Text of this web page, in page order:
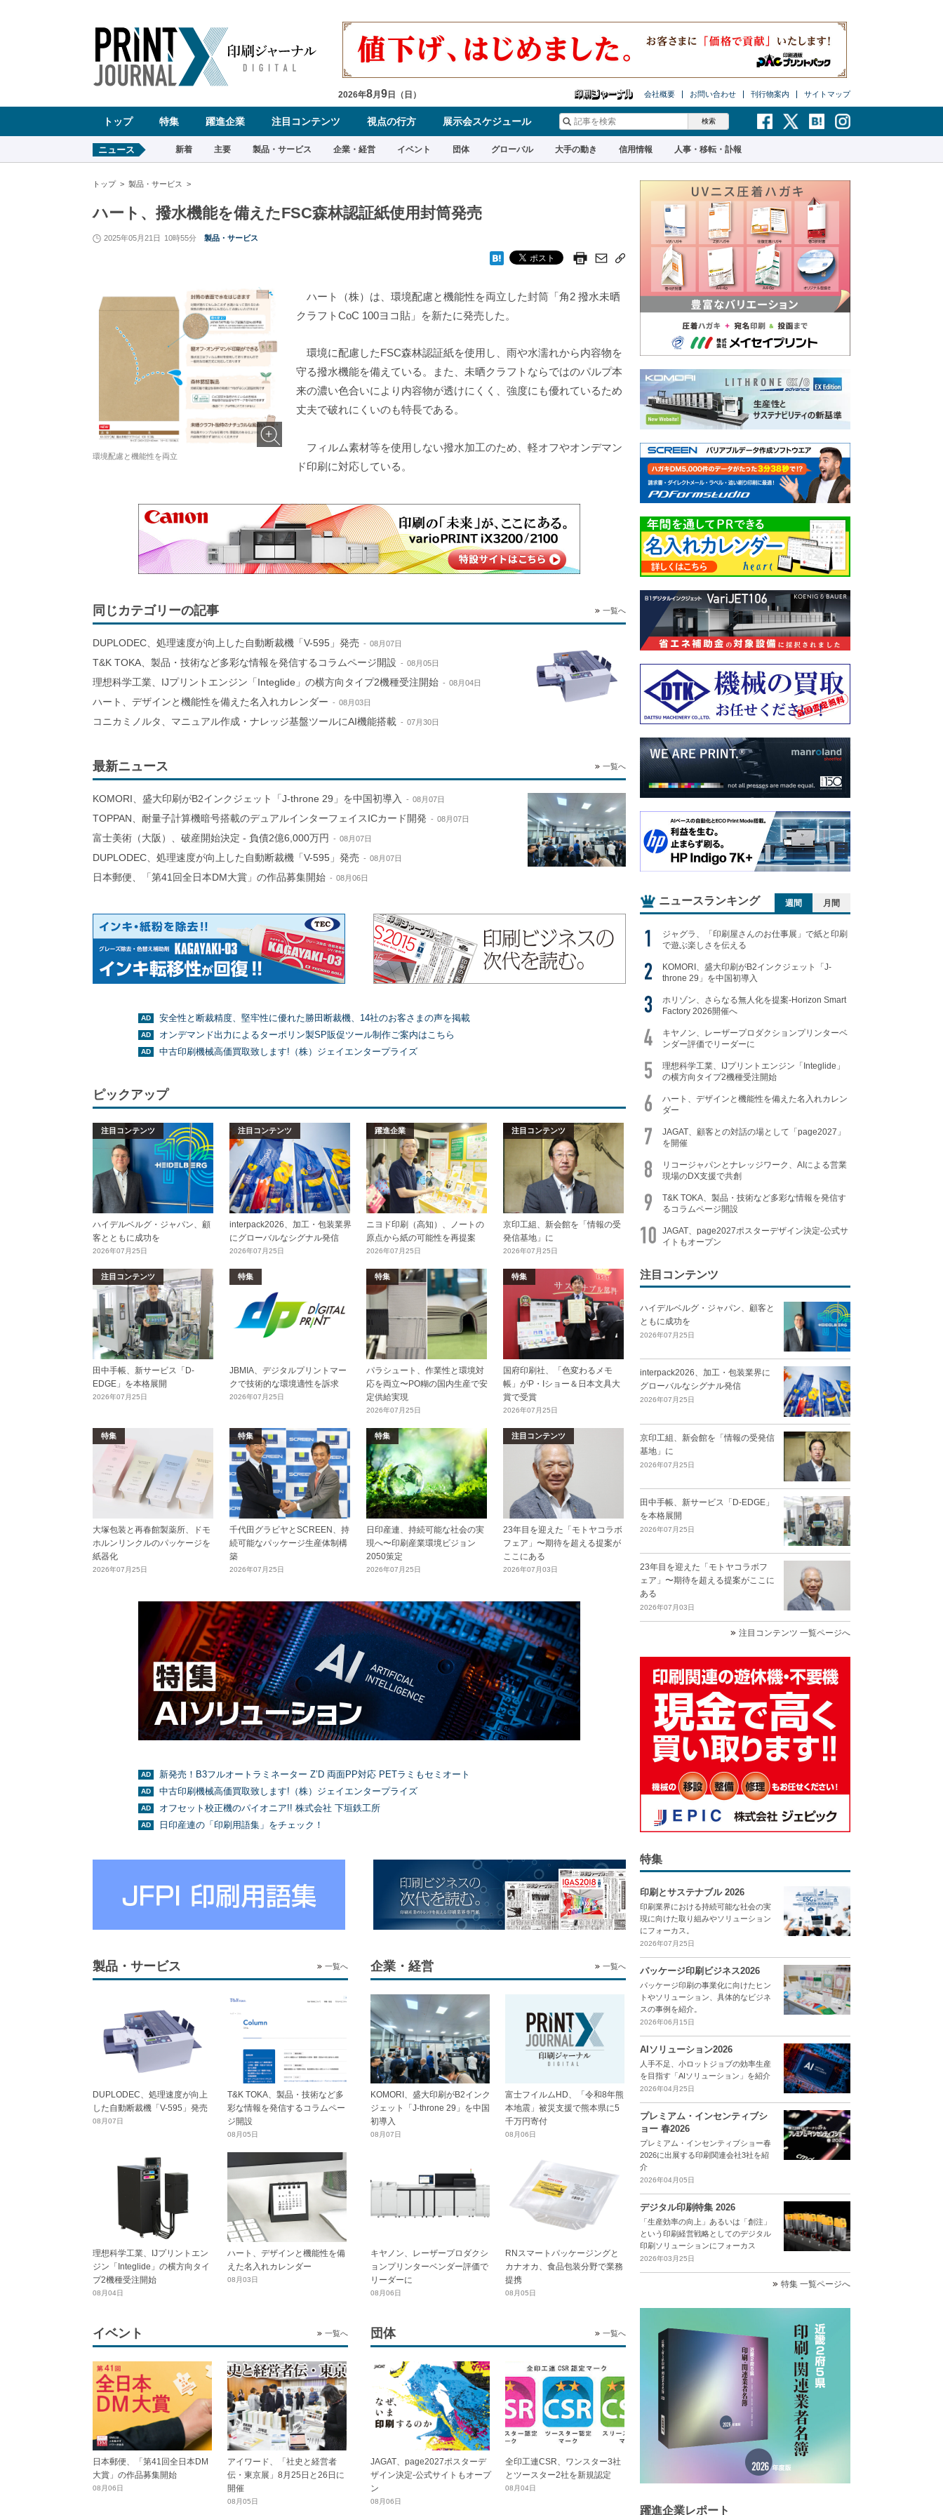
ア
ゲ
ン
2026年8月 9 日（ 日 ） 会社概要 お問い合わせ 刊行物案内 サイトマップ
トップ 特集 躍進企業 注目コンテンツ 視点の行方 展示会スケジュール
ニュース 新着 主要 製品・サービス 企業・経営 イベント 団体 グローバル 大手の動き 信用情報 人事・移転・訃報
トップ 製品・サービス
ハート、撥水機能を備えたFSC森林認証紙使用封筒発売
2025年05月21日 10時55分 製品・サービス
環境配慮と機能性を両立
ハート（株）は、環境配慮と機能性を両立した封筒「角2 撥水未晒
クラフトCoC 100ヨコ貼」を新たに発売した。
環境に配慮したFSC森林認証紙を使用し、雨や水濡れから内容物を
守る撥水機能を備えている。また、未晒クラフトならではのパルプ本
来の濃い色合いにより内容物が透けにくく、強度にも優れているため
丈夫で破れにくいのも特長である。
フィルム素材等を使用しない撥水加工のため、軽オフやオンデマン
ド印刷に対応している。
同じカテゴリーの記事 一覧へ
DUPLODEC、処理速度が向上した自動断裁機「V-595」発売 08月07日
T&K TOKA、製品・技術など多彩な情報を発信するコラムページ開設 08月05日
理想科学工業、IJプリントエンジン「Integlide」の横方向タイプ2機種受注開始 08月04日
ハート、デザインと機能性を備えた名入れカレンダー 08月03日
コニカミノルタ、マニュアル作成・ナレッジ基盤ツールにAI機能搭載 07月30日
最新ニュース 一覧へ
KOMORI、盛大印刷がB2インクジェット「J-throne 29」を中国初導入 08月07日
TOPPAN、耐量子計算機暗号搭載のデュアルインターフェイスICカード開発 08月07日
富士美術（大阪）、破産開始決定 - 負債2億6,000万円 08月07日
DUPLODEC、処理速度が向上した自動断裁機「V-595」発売 08月07日
日本郵便、「第41回全日本DM大賞」の作品募集開始 08月06日
安全性と断裁精度、堅牢性に優れた勝田断裁機、14社のお客さまの声を掲載
オンデマンド出力によるターポリン製SP販促ツール制作ご案内はこちら
中古印刷機械高価買取致します!（株）ジェイエンタープライズ
ピックアップ
注目コンテンツ
ハイデルベルグ・ジャパン、顧
客とともに成功を
2026年07月25日
注目コンテンツ
interpack2026、加工・包装業界
にグローバルなシグナル発信
2026年07月25日
躍進企業
ニヨド印刷（高知）、ノートの
原点から紙の可能性を再提案
2026年07月25日
注目コンテンツ
京印工組、新会館を「情報の受
発信基地」に
2026年07月25日
注目コンテンツ
田中手帳、新サービス「D-
EDGE」を本格展開
2026年07月25日
特集
JBMIA、デジタルプリントマー
クで技術的な環境適性を訴求
2026年07月25日
特集
パラシュート、作業性と環境対
応を両立〜PO糊の国内生産で安
定供給実現
2026年07月25日
特集
国府印刷社、「色変わるメモ
帳」がP・Iショー＆日本文具大
賞で受賞
2026年07月25日
特集
大塚包装と再春館製薬所、ドモ
ホルンリンクルのパッケージを
紙器化
2026年07月25日
特集
千代田グラビヤとSCREEN、持
続可能なパッケージ生産体制構
築
2026年07月25日
特集
日印産連、持続可能な社会の実
現へ〜印刷産業環境ビジョン
2050策定
2026年07月25日
注目コンテンツ
23年目を迎えた「モトヤコラボ
フェア」〜期待を超える提案が
ここにある
2026年07月03日
新発売！B3フルオートラミネーター Z’D 両面PP対応 PETラミもセミオート
中古印刷機械高価買取致します!（株）ジェイエンタープライズ
オフセット校正機のパイオニア!! 株式会社 下垣鉄工所
日印産連の「印刷用語集」をチェック！
製品・サービス 一覧へ
DUPLODEC、処理速度が向上
した自動断裁機「V-595」発売
08月07日
T&K TOKA、製品・技術など多
彩な情報を発信するコラムペー
ジ開設
08月05日
理想科学工業、IJプリントエン
ジン「Integlide」の横方向タイ
プ2機種受注開始
08月04日
ハート、デザインと機能性を備
えた名入れカレンダー
08月03日
企業・経営 一覧へ
KOMORI、盛大印刷がB2インク
ジェット「J-throne 29」を中国
初導入
08月07日
富士フイルムHD、「令和8年熊
本地震」被災支援で熊本県に5
千万円寄付
08月06日
キヤノン、レーザープロダクシ
ョンプリンターベンダー評価で
リーダーに
08月06日
RNスマートパッケージングと
カナオカ、食品包装分野で業務
提携
08月05日
イベント 一覧へ
日本郵便、「第41回全日本DM
大賞」の作品募集開始
08月06日
アイワード、「社史と経営者
伝・東京展」8月25日と26日に
開催
08月05日
団体 一覧へ
JAGAT、page2027ポスターデ
ザイン決定-公式サイトもオープ
ン
08月06日
全印工連CSR、ワンスター3社
とツースター2社を新規認定
08月04日
ニュースランキング 週間 月間
ジャグラ、「印刷屋さんのお仕事展」で紙と印刷
で遊ぶ楽しさを伝える
KOMORI、盛大印刷がB2インクジェット「J-
throne 29」を中国初導入
ホリゾン、さらなる無人化を提案-Horizon Smart
Factory 2026開催へ
キヤノン、レーザープロダクションプリンターベ
ンダー評価でリーダーに
理想科学工業、IJプリントエンジン「Integlide」
の横方向タイプ2機種受注開始
ハート、デザインと機能性を備えた名入れカレン
ダー
JAGAT、顧客との対話の場として「page2027」
を開催
リコージャパンとナレッジワーク、AIによる営業
現場のDX支援で共創
T&K TOKA、製品・技術など多彩な情報を発信す
るコラムページ開設
JAGAT、page2027ポスターデザイン決定-公式サ
イトもオープン
注目コンテンツ
ハイデルベルグ・ジャパン、顧客と
ともに成功を
2026年07月25日
interpack2026、加工・包装業界に
グローバルなシグナル発信
2026年07月25日
京印工組、新会館を「情報の受発信
基地」に
2026年07月25日
田中手帳、新サービス「D-EDGE」
を本格展開
2026年07月25日
23年目を迎えた「モトヤコラボフ
ェア」〜期待を超える提案がここに
ある
2026年07月03日
注目コンテンツ 一覧ページへ
特集
印刷とサステナブル 2026
印刷業界における持続可能な社会の実
現に向けた取り組みやソリューション
にフォーカス。
2026年07月25日
パッケージ印刷ビジネス2026
パッケージ印刷の事業化に向けたヒン
トやソリューション、具体的なビジネ
スの事例を紹介。
2026年06月15日
AIソリューション2026
人手不足、小ロットジョブの効率生産
を目指す「AIソリューション」を紹介
2026年04月25日
プレミアム・インセンティブシ
ョー 春2026
プレミアム・インセンティブショー春
2026に出展する印刷関連会社3社を紹
介
2026年04月05日
デジタル印刷特集 2026
「生産効率の向上」あるいは「創注」
という印刷経営戦略としてのデジタル
印刷ソリューションにフォーカス
2026年03月25日
特集 一覧ページへ
躍進企業レポート